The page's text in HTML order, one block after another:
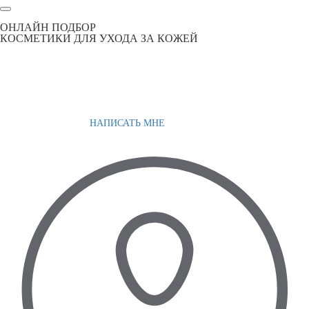
ОНЛАЙН ПОДБОР
КОСМЕТИКИ ДЛЯ УХОДА ЗА КОЖЕЙ
НАПИСАТЬ МНЕ